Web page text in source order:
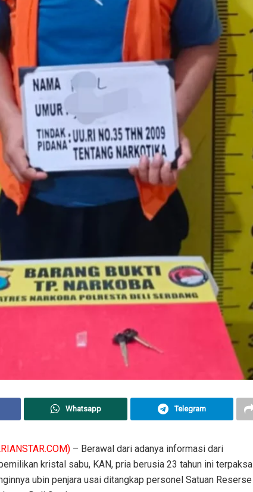
Whatsapp Telegram
– Berawal dari adanya informasi dari
kristal sabu, KAN, pria berusia 23 tahun ini terpaksa
ubin penjara usai ditangkap personel Satuan Reserse